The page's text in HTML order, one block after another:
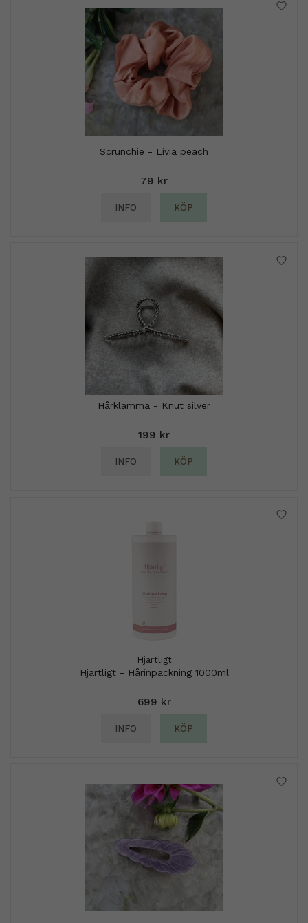
Scrunchie - Livia peach
79 kr
INFO KÖP
Hårklämma - Knut silver
199 kr
INFO KÖP
Hjärtligt
Hjärtligt - Hårinpackning 1000ml
699 kr
INFO KÖP